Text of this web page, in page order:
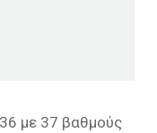
με 37 βαθμούς